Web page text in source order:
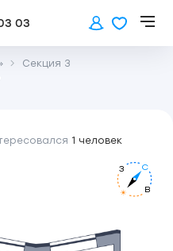
03
Секция 3
1 человек
С
В
З